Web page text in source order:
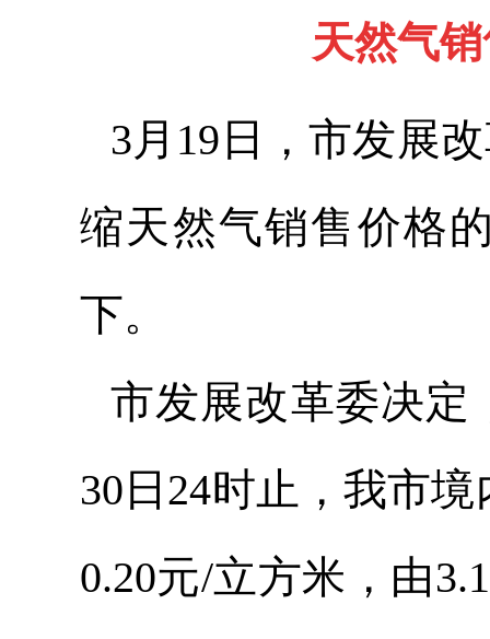
天然气
3月19日，市发展
缩天然气销售价格
下。
市发展改革委决定
30日24时止，我市
0.20元/立方米，由